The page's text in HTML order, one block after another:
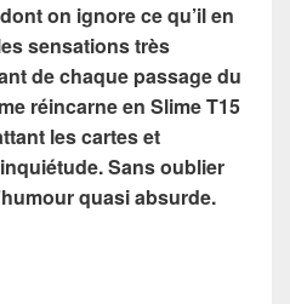
on ignore ce qu’il en
sensations très
de chaque passage du
réincarne en Slime T15
les cartes et
Sans oublier
quasi absurde.